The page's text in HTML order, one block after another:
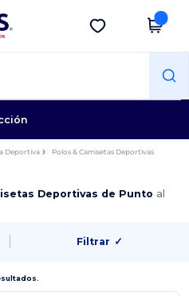
Descargar app
Deportiva Polos & Camisetas Deportivas
Deportivas de Punto al
Filtrar ✓